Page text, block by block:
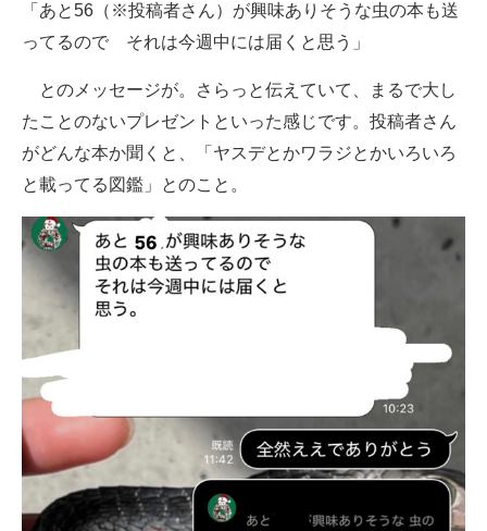
「あと56（※投稿者さん）が興味ありそうな虫の本も送
ってるので それは今週中には届くと思う」
とのメッセージが。さらっと伝えていて、まるで大し
たことのないプレゼントといった感じです。投稿者さん
がどんな本か聞くと、「ヤスデとかワラジとかいろいろ
と載ってる図鑑」とのこと。